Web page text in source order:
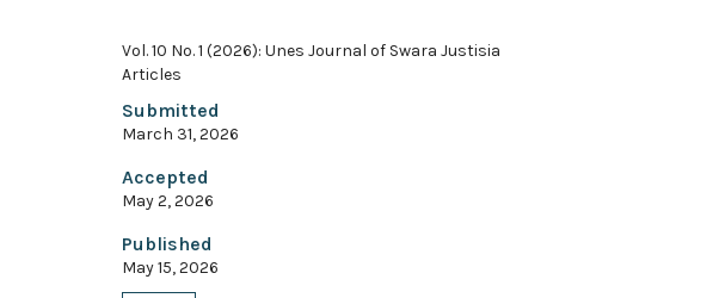
Vol. 10 No. 1 (2026): Unes Journal of Swara Justisia
Articles
Submitted
March 31, 2026
Accepted
May 2, 2026
Published
May 15, 2026